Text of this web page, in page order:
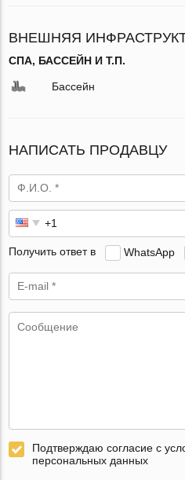
ВНЕШНЯЯ
СПА, БАССЕЙН И Т.П.
Бассейн
НАПИСАТЬ ПРОДАВЦУ
Получить ответ в WhatsApp
Подтверждаю согласие с
персональных данных